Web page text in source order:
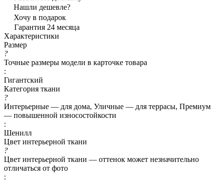
Нашли дешевле?
Хочу в подарок
Гарантия 24 месяца
Характеристики
Размер
?
Точные размеры модели в карточке товара
:
Гигантский
Категория ткани
?
Интерьерные — для дома, Уличные — для террасы, Премиум
— повышенной износостойкости
:
Шенилл
Цвет интерьерной ткани
?
Цвет интерьерной ткани — оттенок может незначительно
отличаться от фото
: